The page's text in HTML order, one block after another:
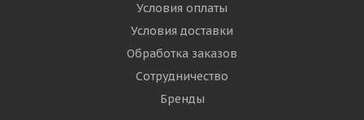
Условия оплаты
Условия доставки
Обработка заказов
Сотрудничество
Бренды